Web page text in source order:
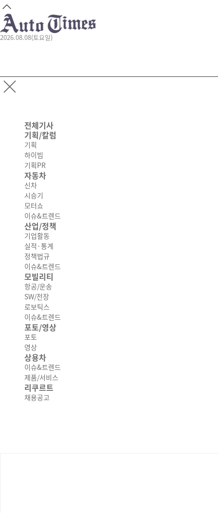
2026.08.08(토요일)
전체기사
기획/칼럼
기획
하이빔
기획PR
자동차
신차
시승기
모터쇼
이슈&트렌드
산업/정책
기업활동
실적·통계
정책법규
이슈&트렌드
모빌리티
항공/운송
SW/전장
로보틱스
이슈&트렌드
포토/영상
포토
영상
상용차
이슈&트렌드
제품/서비스
리쿠르트
채용공고